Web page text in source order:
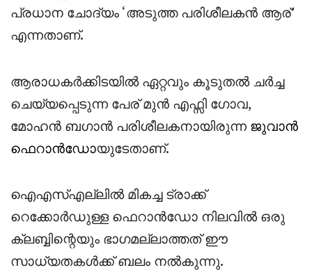
പ്രധാന ചോദ്യം ‘അടുത്ത പരിശീലകൻ ആര്’
എന്നതാണ്.
ആരാധകർക്കിടയിൽ ഏറ്റവും കൂടുതൽ ചർച്ച
ചെയ്യപ്പെടുന്ന പേര് മുൻ എഫ്സി ഗോവ,
മോഹൻ ബഗാൻ പരിശീലകനായിരുന്ന ജുവാൻ
ഫെറാൻഡോയുടേതാണ്.
ഐഎസ്എല്ലിൽ മികച്ച ട്രാക്ക്
റെക്കോർഡുള്ള ഫെറാൻഡോ നിലവിൽ ഒരു
ക്ലബ്ബിന്റെയും ഭാഗമല്ലാത്തത് ഈ
സാധ്യതകൾക്ക് ബലം നൽകുന്നു.